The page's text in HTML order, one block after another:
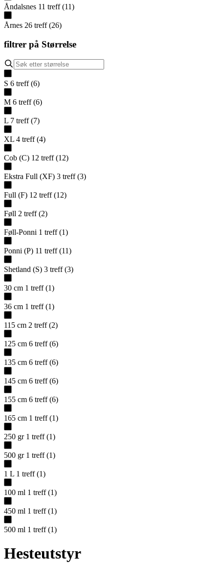
Åndalsnes 11 treff (11)
Årnes 26 treff (26)
filtrer på Størrelse
S 6 treff (6)
M 6 treff (6)
L 7 treff (7)
XL 4 treff (4)
Cob (C) 12 treff (12)
Ekstra Full (XF) 3 treff (3)
Full (F) 12 treff (12)
Føll 2 treff (2)
Føll-Ponni 1 treff (1)
Ponni (P) 11 treff (11)
Shetland (S) 3 treff (3)
30 cm 1 treff (1)
36 cm 1 treff (1)
115 cm 2 treff (2)
125 cm 6 treff (6)
135 cm 6 treff (6)
145 cm 6 treff (6)
155 cm 6 treff (6)
165 cm 1 treff (1)
250 gr 1 treff (1)
500 gr 1 treff (1)
1 L 1 treff (1)
100 ml 1 treff (1)
450 ml 1 treff (1)
500 ml 1 treff (1)
Hesteutstyr